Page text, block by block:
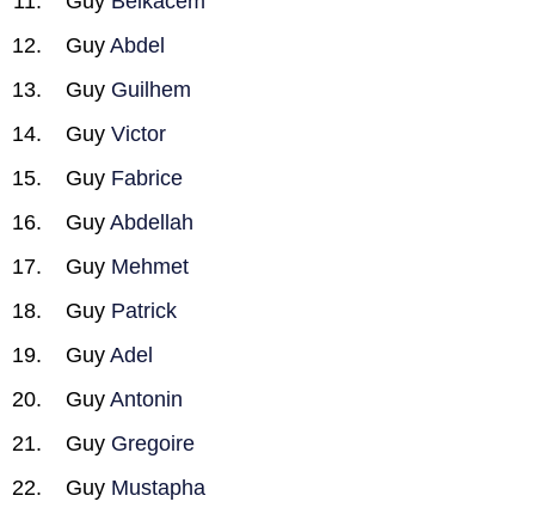
Guy Abdel
Guy Guilhem
Guy Victor
Guy Fabrice
Guy Abdellah
Guy Mehmet
Guy Patrick
Guy Adel
Guy Antonin
Guy Gregoire
Guy Mustapha